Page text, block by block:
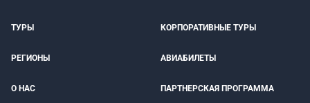
ТУРЫ КОРПОРАТИВНЫЕ ТУРЫ
РЕГИОНЫ АВИАБИЛЕТЫ
О НАС ПАРТНЕРСКАЯ ПРОГРАММА